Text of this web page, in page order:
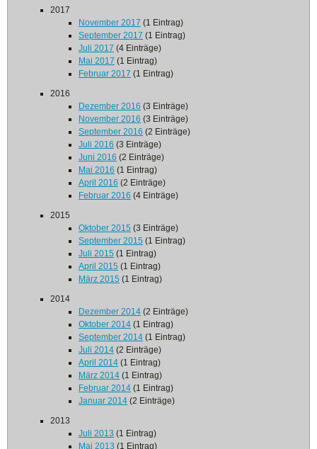
2017
November 2017 (1 Eintrag)
September 2017 (1 Eintrag)
Juli 2017 (4 Einträge)
Mai 2017 (1 Eintrag)
Februar 2017 (1 Eintrag)
2016
Dezember 2016 (3 Einträge)
November 2016 (3 Einträge)
September 2016 (2 Einträge)
Juli 2016 (3 Einträge)
Juni 2016 (2 Einträge)
Mai 2016 (1 Eintrag)
April 2016 (2 Einträge)
Februar 2016 (4 Einträge)
2015
Oktober 2015 (3 Einträge)
September 2015 (1 Eintrag)
Juli 2015 (1 Eintrag)
April 2015 (1 Eintrag)
März 2015 (1 Eintrag)
2014
Dezember 2014 (2 Einträge)
Oktober 2014 (1 Eintrag)
September 2014 (1 Eintrag)
Juli 2014 (2 Einträge)
April 2014 (1 Eintrag)
März 2014 (1 Eintrag)
Februar 2014 (1 Eintrag)
Januar 2014 (2 Einträge)
2013
Juli 2013 (1 Eintrag)
Mai 2013 (1 Eintrag)